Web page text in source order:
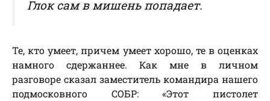
Глок сам в мишень попадает.
Те, кто умеет, причем умеет хорошо, те в оценках
намного сдержаннее. Как мне в личном
разговоре сказал заместитель командира нашего
подмосковного СОБР: «Этот пистолет